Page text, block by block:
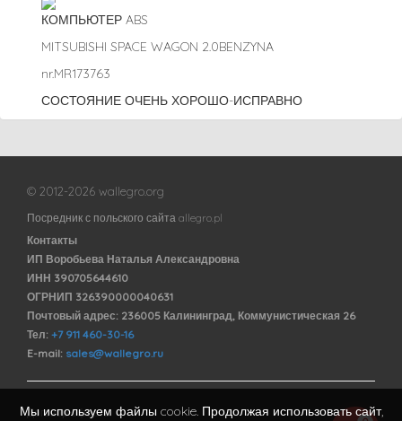
КОМПЬЮТЕР ABS
MITSUBISHI SPACE WAGON 2.0BENZYNA
nr.MR173763
СОСТОЯНИЕ ОЧЕНЬ ХОРОШО-ИСПРАВНО
© 2012-2026 wallegro.org
Посредник с польского сайта allegro.pl
Контакты
ИП Воробьева Наталья Александровна
ИНН 390705644610
ОГРНИП 326390000040631
Почтовый адрес: 236005 Калининград, Коммунистическая 26
Тел: +7 911 460-30-16
E-mail: sales@wallegro.ru
Договор оферты
Мы используем файлы cookie. Продолжая использовать сайт,